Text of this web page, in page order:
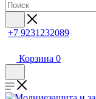
+7 9231232089
Корзина 0